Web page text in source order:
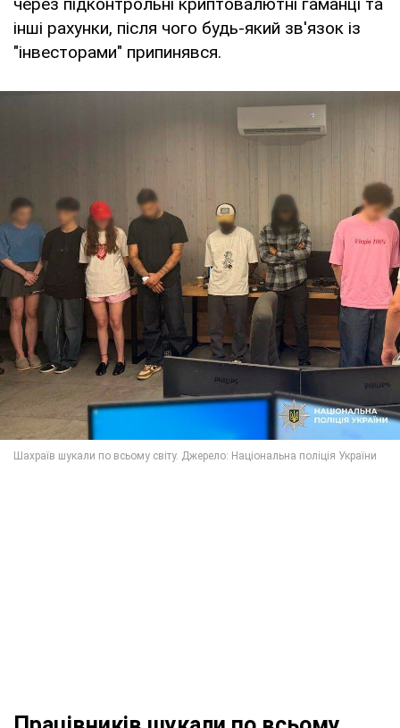
через підконтрольні криптовалютні гаманці та
інші рахунки, після чого будь-який зв'язок із
"інвесторами" припинявся.